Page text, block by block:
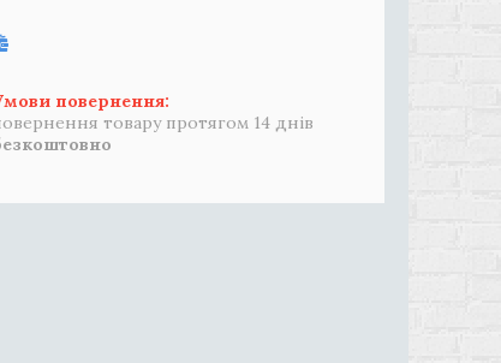
товару протягом 14 днів